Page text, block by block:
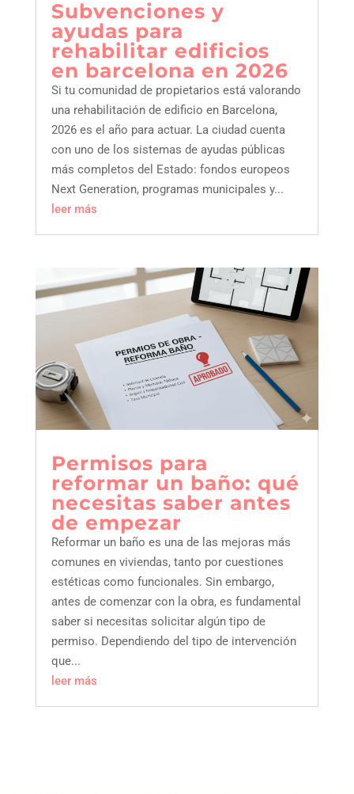
subvenciones y
ayudas para
rehabilitar edificios
en barcelona en 2026
Si tu comunidad de propietarios está valorando
una rehabilitación de edificio en Barcelona,
2026 es el año para actuar. La ciudad cuenta
con uno de los sistemas de ayudas públicas
más completos del Estado: fondos europeos
Next Generation, programas municipales y...
leer más
permisos para
reformar un baño: qué
necesitas saber antes
de empezar
Reformar un baño es una de las mejoras más
comunes en viviendas, tanto por cuestiones
estéticas como funcionales. Sin embargo,
antes de comenzar con la obra, es fundamental
saber si necesitas solicitar algún tipo de
permiso. Dependiendo del tipo de intervención
que...
leer más